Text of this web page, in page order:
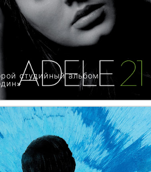
студийный альбом